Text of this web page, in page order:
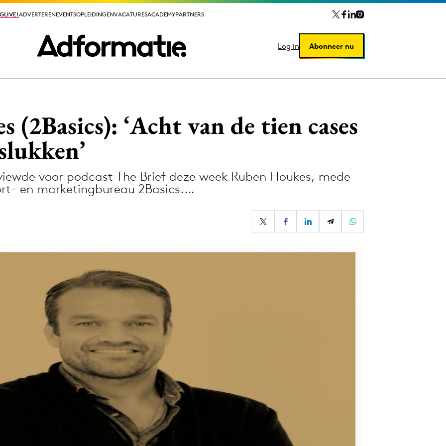
ADVERTERENEVENTSOPLEIDINGENVACATURESACADEMYPARTNERS
Log in Abonneer nu
ADVERTERENEVENTSOPLEIDINGENVACATURESACADEMYPARTNERS
Log in Abonneer nu
Media
Merkstrategie
Reputatie & crisis
(2Basics): ‘Acht van de tien cases
voor podcast The Brief deze week Ruben Houkes, mede
en marketingbureau 2Basics.…